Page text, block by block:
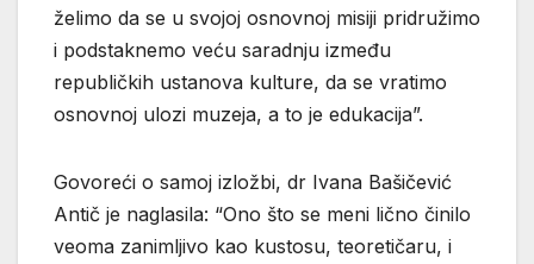
želimo da se u svojoj osnovnoj misiji pridružimo
i podstaknemo veću saradnju između
republičkih ustanova kulture, da se vratimo
osnovnoj ulozi muzeja, a to je edukacija”.
Govoreći o samoj izložbi, dr Ivana Bašičević
Antič je naglasila: “Ono što se meni lično činilo
veoma zanimljivo kao kustosu, teoretičaru, i